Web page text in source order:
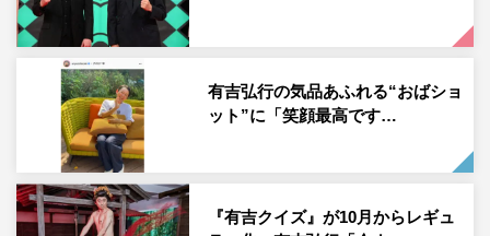
https://www.instagram.com/ariyoshihiroiki/
有吉弘行
有吉弘行の気品あふれる“おばショ
ット”に「笑顔最高です…
『有吉クイズ』が10月からレギュ